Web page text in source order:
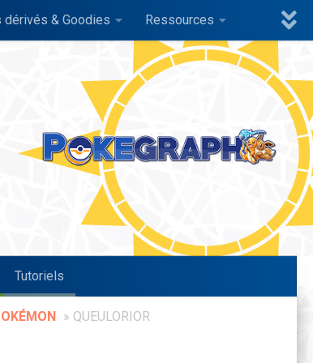
dérivés & Goodies Ressources
Tutoriels
» QUEULORIOR